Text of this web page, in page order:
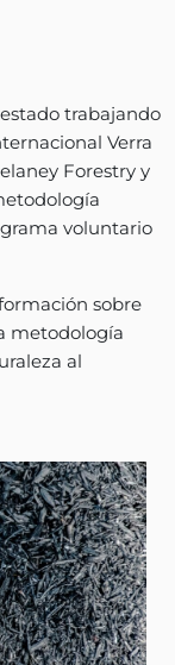
trabajando
Verra
Forestry y
voluntario
sobre
metodología
al